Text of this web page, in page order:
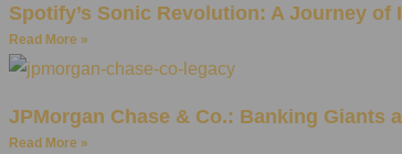
Spotify’s Sonic Revolution: A Journey of
Read More »
JPMorgan Chase & Co.: Banking Giants
Read More »